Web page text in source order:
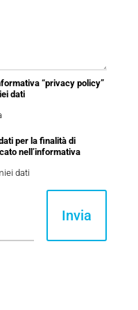
“privacy policy”
dati
per la finalità di
nell’informativa
dati
Invia